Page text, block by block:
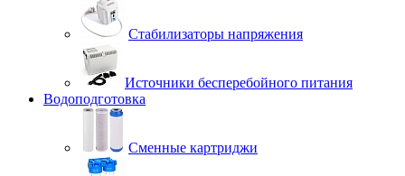
Стабилизаторы напряжения
Источники бесперебойного питания
Водоподготовка
Сменные картриджи